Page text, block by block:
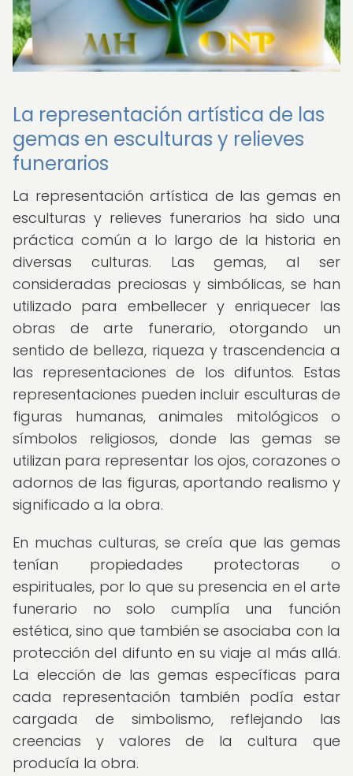
La representación artística de las
gemas en esculturas y relieves
funerarios
La representación artística de las gemas en
esculturas y relieves funerarios ha sido una
práctica común a lo largo de la historia en
diversas culturas. Las gemas, al ser
consideradas preciosas y simbólicas, se han
utilizado para embellecer y enriquecer las
obras de arte funerario, otorgando un
sentido de belleza, riqueza y trascendencia a
las representaciones de los difuntos. Estas
representaciones pueden incluir esculturas de
figuras humanas, animales mitológicos o
símbolos religiosos, donde las gemas se
utilizan para representar los ojos, corazones o
adornos de las figuras, aportando realismo y
significado a la obra.
En muchas culturas, se creía que las gemas
tenían propiedades protectoras o
espirituales, por lo que su presencia en el arte
funerario no solo cumplía una función
estética, sino que también se asociaba con la
protección del difunto en su viaje al más allá.
La elección de las gemas específicas para
cada representación también podía estar
cargada de simbolismo, reflejando las
creencias y valores de la cultura que
producía la obra.